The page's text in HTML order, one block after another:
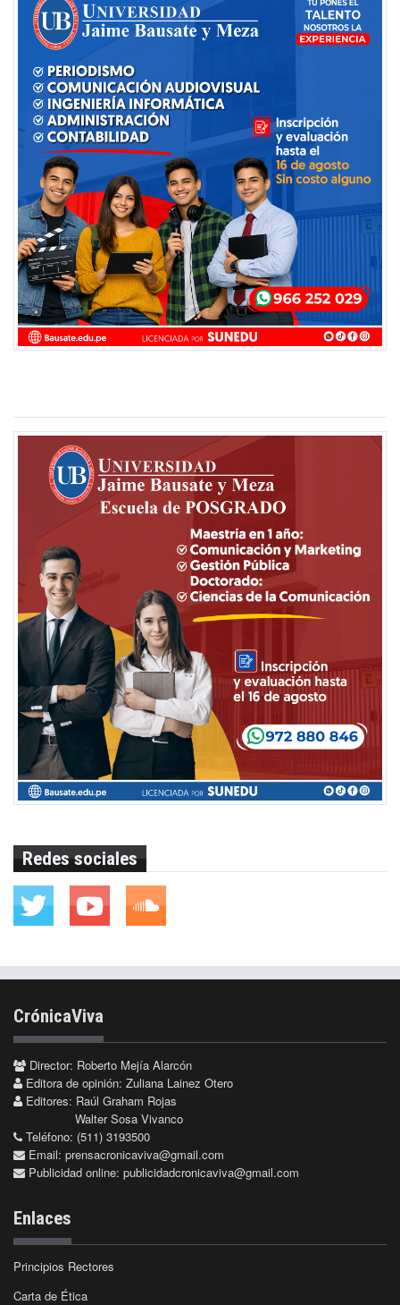
Redes sociales
CrónicaViva
Director: Roberto Mejía Alarcón
Editora de opinión: Zuliana Lainez Otero
Editores: Raúl Graham Rojas
Walter Sosa Vivanco
Teléfono: (511) 3193500
Email: prensacronicaviva@gmail.com
Publicidad online: publicidadcronicaviva@gmail.com
Enlaces
Principios Rectores
Carta de Ética